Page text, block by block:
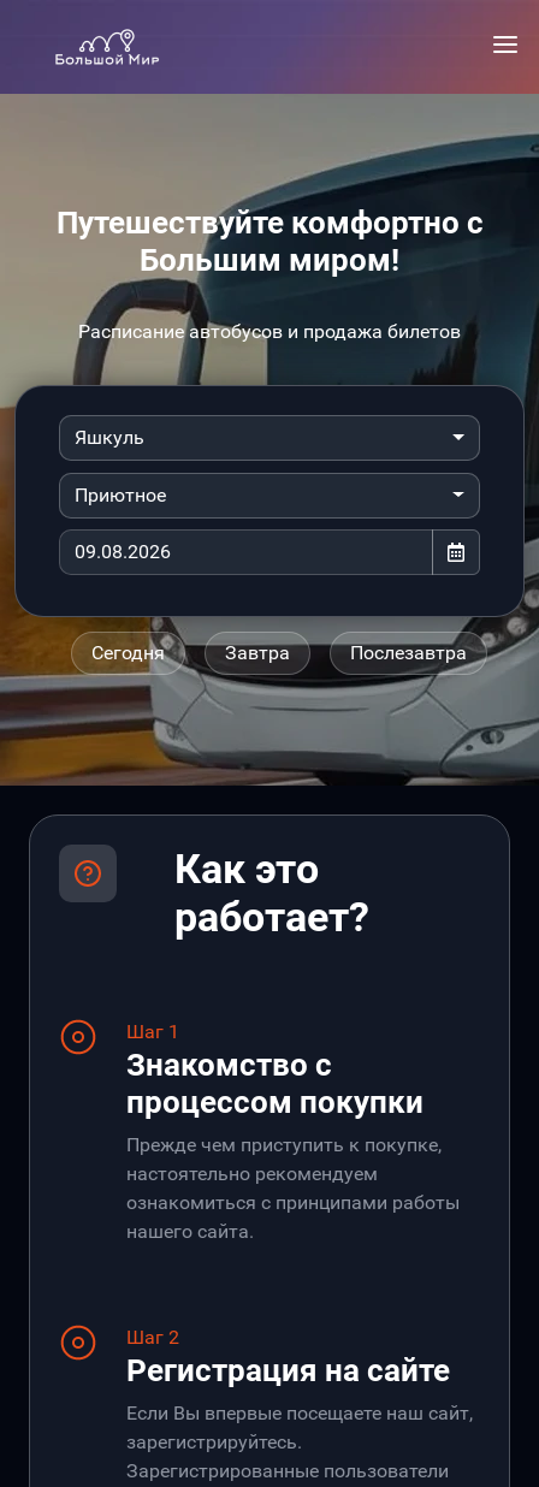
Путешествуйте комфортно с
Большим миром!
Расписание автобусов и продажа билетов
Яшкуль
Приютное
Сегодня Завтра Послезавтра
Как это
работает?
Шаг 1
Знакомство с
процессом покупки
Прежде чем приступить к покупке,
настоятельно рекомендуем
ознакомиться с принципами работы
нашего сайта.
Шаг 2
Регистрация на сайте
Если Вы впервые посещаете наш сайт,
зарегистрируйтесь.
Зарегистрированные пользователи